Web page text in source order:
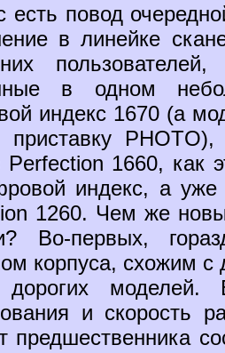
есть повод
в линейке
в одном
индекс 1670 (а
Perfection 1660, как
индекс, а уже
1260. Чем же
Во-первых,
корпуса, схожим с
дорогих моделей.
и скорость
предшественника